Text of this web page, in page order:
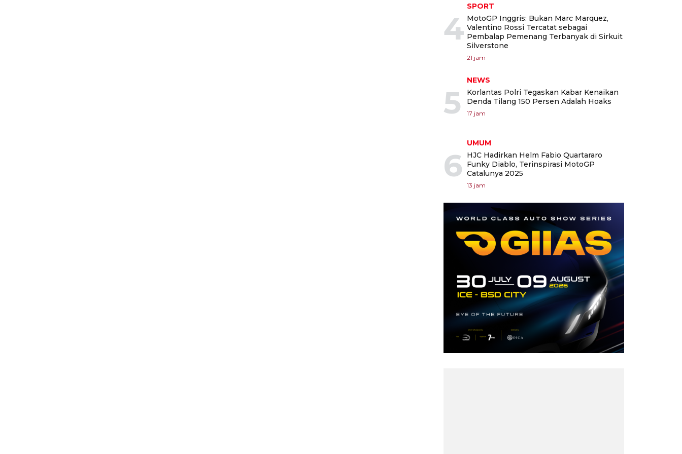
4
SPORT
MotoGP Inggris: Bukan Marc Marquez,
Valentino Rossi Tercatat sebagai
Pembalap Pemenang Terbanyak di Sirkuit
Silverstone
21 jam
5
NEWS
Korlantas Polri Tegaskan Kabar Kenaikan
Denda Tilang 150 Persen Adalah Hoaks
17 jam
6
UMUM
HJC Hadirkan Helm Fabio Quartararo
Funky Diablo, Terinspirasi MotoGP
Catalunya 2025
13 jam